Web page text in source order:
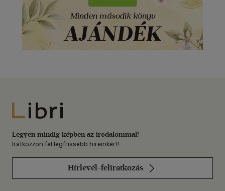
Libri
Legyen mindig képben az irodalommal!
Iratkozzon fel legfrissebb híreinkért!
Hírlevél-feliratkozás